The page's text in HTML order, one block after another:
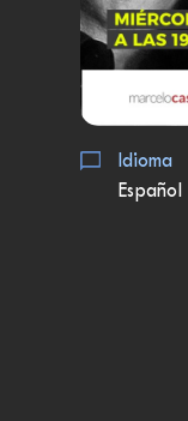
Idioma
Español